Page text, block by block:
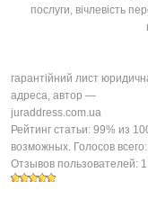
послуги, вічлевість
гарантійний лист
адреса, автор —
juraddress.com.ua
Рейтинг статьи: 99% из
возможных. Голосов всего:
Отзывов пользователей: 1